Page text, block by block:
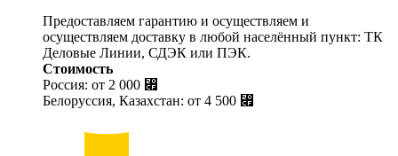
Предоставляем гарантию и осуществляем и
осуществляем доставку в любой населённый пункт: ТК
Деловые Линии, СДЭК или ПЭК.
Стоимость
Россия: от 2 000 ⃏
Белоруссия, Казахстан: от 4 500 ⃏